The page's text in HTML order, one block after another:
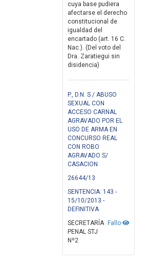
cuya base pudiera
afectarse el derecho
constitucional de
igualdad del
encartado (art. 16 C.
Nac.). (Del voto del
Dra. Zaratiegui sin
disidencia)
P., D.N. S / ABUSO
SEXUAL CON
ACCESO CARNAL
AGRAVADO POR EL
USO DE ARMA EN
CONCURSO REAL
CON ROBO
AGRAVADO S/
CASACION
26644/13
SENTENCIA: 143 -
15/10/2013 -
DEFINITIVA
Fallo
SECRETARÍA
PENAL STJ
Nº2